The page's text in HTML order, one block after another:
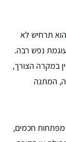
הוא תרחיש לא
נפש רבה.
במקרה הצורך,
המתנה
מפתחות חכמים,